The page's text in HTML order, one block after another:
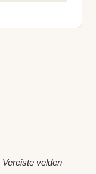
Vereiste velden